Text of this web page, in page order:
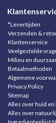
*Levertijden
Verzenden &
Klantenservice
Veelgestelde
Milieu en
Betaalmethoden
Algemene
Privacy Policy
Sitemap
Alles over huid en
Alles over